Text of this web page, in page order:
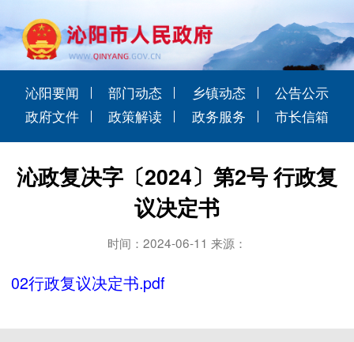
沁阳要闻 部门动态 乡镇动态
公告公示
政府文件
政策解读 政务服务 市长信箱
沁政复决字〔2024〕第2号 行政复
议决定书
时间：2024-06-11 来源：
02行政复议决定书.pdf